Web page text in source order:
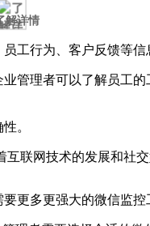
工行为、客户反馈等信
管理者可以了解员工
。
联网技术的发展和社
更多更强大的微信监控